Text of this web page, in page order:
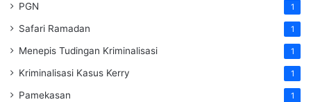
PGN 1
Safari Ramadan 1
Menepis Tudingan Kriminalisasi 1
Kriminalisasi Kasus Kerry 1
Pamekasan 1